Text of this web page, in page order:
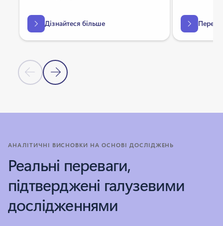
Попередній слайд
Наступний слайд
Дізнайтеся більше
Повернутися до розділу "ЦЕНТР НАВЧАННЯ"
АНАЛІТИЧНІ ВИСНОВКИ НА ОСНОВІ ДОСЛІДЖЕНЬ
Реальні переваги,
підтверджені галузевими
дослідженнями